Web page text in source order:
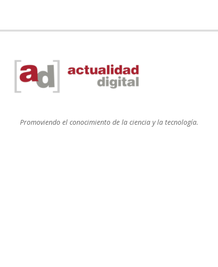
Promoviendo el conocimiento de la ciencia y la tecnología.